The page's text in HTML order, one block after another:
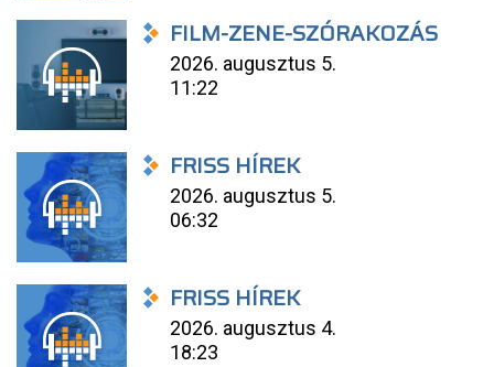
FILM-ZENE-SZÓRAKOZÁS
2026. augusztus 5.
11:22
FRISS HÍREK
2026. augusztus 5.
06:32
FRISS HÍREK
2026. augusztus 4.
18:23